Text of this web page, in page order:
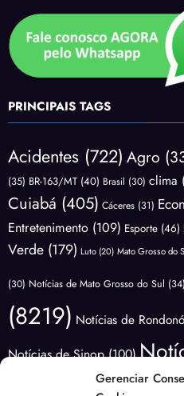
Gerenciar
PRINCIPAIS TAGS
Acidentes (722) Agro
(35) BR-163/MT (40) Brasil (30) clima
Cuiabá (405) Cáceres (31)
Entretenimento (109) Esporte (46)
Verde (179) Luto (20) Mato Grosso do
(30) Notícias de Mato Grosso do Sul (34)
(8219) Notícias de
Notícias de Sinop(100)
Notícias de Várzea